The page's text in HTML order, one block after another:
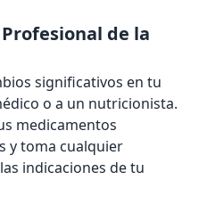
de la
significativos en tu
o a un nutricionista.
medicamentos
y toma cualquier
indicaciones de tu